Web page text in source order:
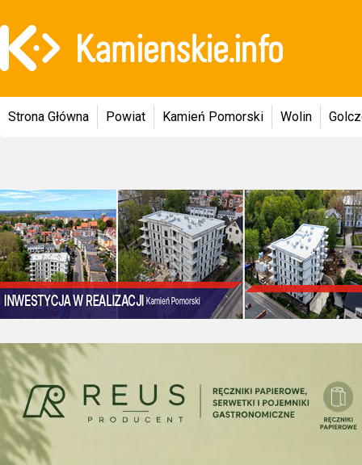
Strona Główna Powiat Kamień Pomorski Wolin